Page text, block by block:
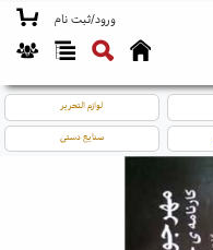
ورود/ثبت نام
لوازم التحریر
صنایع دستی